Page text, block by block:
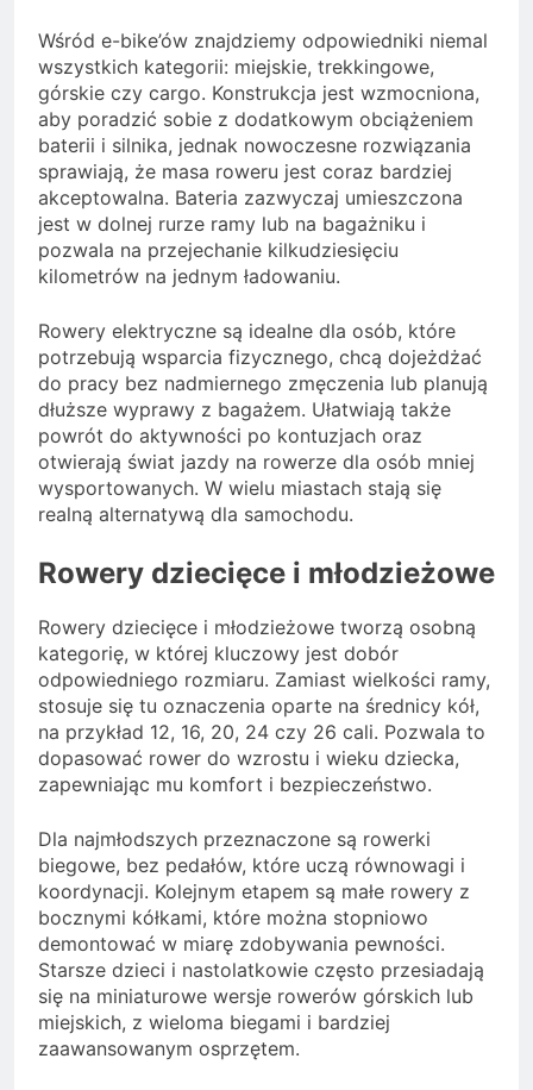
Wśród e-bike’ów znajdziemy odpowiedniki niemal
wszystkich kategorii: miejskie, trekkingowe,
górskie czy cargo. Konstrukcja jest wzmocniona,
aby poradzić sobie z dodatkowym obciążeniem
baterii i silnika, jednak nowoczesne rozwiązania
sprawiają, że masa roweru jest coraz bardziej
akceptowalna. Bateria zazwyczaj umieszczona
jest w dolnej rurze ramy lub na bagażniku i
pozwala na przejechanie kilkudziesięciu
kilometrów na jednym ładowaniu.
Rowery elektryczne są idealne dla osób, które
potrzebują wsparcia fizycznego, chcą dojeżdżać
do pracy bez nadmiernego zmęczenia lub planują
dłuższe wyprawy z bagażem. Ułatwiają także
powrót do aktywności po kontuzjach oraz
otwierają świat jazdy na rowerze dla osób mniej
wysportowanych. W wielu miastach stają się
realną alternatywą dla samochodu.
Rowery dziecięce i młodzieżowe
Rowery dziecięce i młodzieżowe tworzą osobną
kategorię, w której kluczowy jest dobór
odpowiedniego rozmiaru. Zamiast wielkości ramy,
stosuje się tu oznaczenia oparte na średnicy kół,
na przykład 12, 16, 20, 24 czy 26 cali. Pozwala to
dopasować rower do wzrostu i wieku dziecka,
zapewniając mu komfort i bezpieczeństwo.
Dla najmłodszych przeznaczone są rowerki
biegowe, bez pedałów, które uczą równowagi i
koordynacji. Kolejnym etapem są małe rowery z
bocznymi kółkami, które można stopniowo
demontować w miarę zdobywania pewności.
Starsze dzieci i nastolatkowie często przesiadają
się na miniaturowe wersje rowerów górskich lub
miejskich, z wieloma biegami i bardziej
zaawansowanym osprzętem.